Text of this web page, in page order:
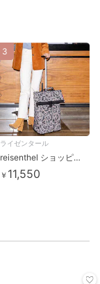
ライゼンタール
reisenthel ショッピングカート ライゼンタール TROLLEY M
￥ 11,550
3